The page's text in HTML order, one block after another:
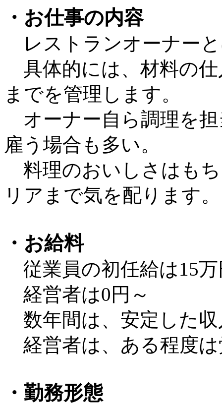
・お仕事の内容
レストランオーナー
具体的には、材料の仕
までを管理します。
オーナー自ら調理を
雇う場合も多い。
料理のおいしさはも
リアまで気を配ります。
・お給料
従業員の初任給は15万
経営者は0円～
数年間は、安定した
経営者は、ある程度
・勤務形態